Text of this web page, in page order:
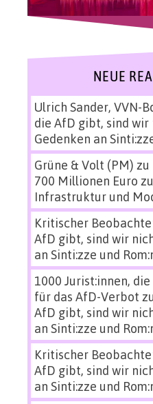
NEUE
Ulrich Sander, VVN-
die AfD gibt, sind wir
Gedenken an
Grüne & Volt (PM) zu
700 Millionen Euro
Infrastruktur und
Kritischer
AfD gibt, sind wir
an Sinti:zze und
1000 Jurist:innen, die
für das AfD-Verbot zu
AfD gibt, sind wir
an Sinti:zze und
Kritischer
AfD gibt, sind wir
an Sinti:zze und